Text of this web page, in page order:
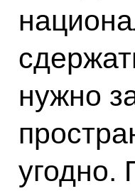
нужно
угодно.